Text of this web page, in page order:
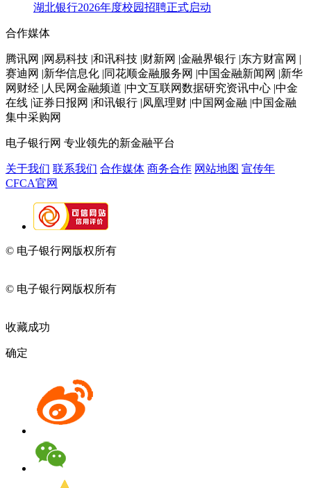
湖北银行2026年度校园招聘正式启动
合作媒体
腾讯网 |网易科技 |和讯科技 |财新网 |金融界银行 |东方财富网 |
赛迪网 |新华信息化 |同花顺金融服务网 |中国金融新闻网 |新华
网财经 |人民网金融频道 |中文互联网数据研究资讯中心 |中金
在线 |证券日报网 |和讯银行 |凤凰理财 |中国网金融 |中国金融
集中采购网
电子银行网 专业领先的新金融平台
关于我们 联系我们 合作媒体 商务合作 网站地图 宣传年
CFCA官网
© 电子银行网版权所有
© 电子银行网版权所有
收藏成功
确定